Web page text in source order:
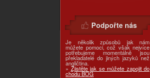
Podpořte nás
Je několik způsobů jak nám
můžete pomoci, což však nejvíce
potřebujeme momentálně jsou
překladatelé do jiných jazyků než
angličtina.
» Zjistěte jak se můžete zapojit do
chodu BOG